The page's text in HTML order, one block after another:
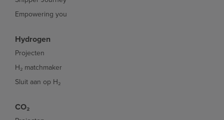
Empowering you
Hydrogen
Projecten
H₂ matchmaker
Sluit aan op H₂
CO₂